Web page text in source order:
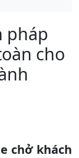
pháp
cho
chở khách